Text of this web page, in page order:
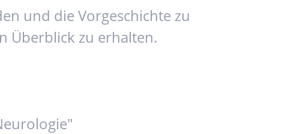
und die Vorgeschichte zu
Überblick zu erhalten.